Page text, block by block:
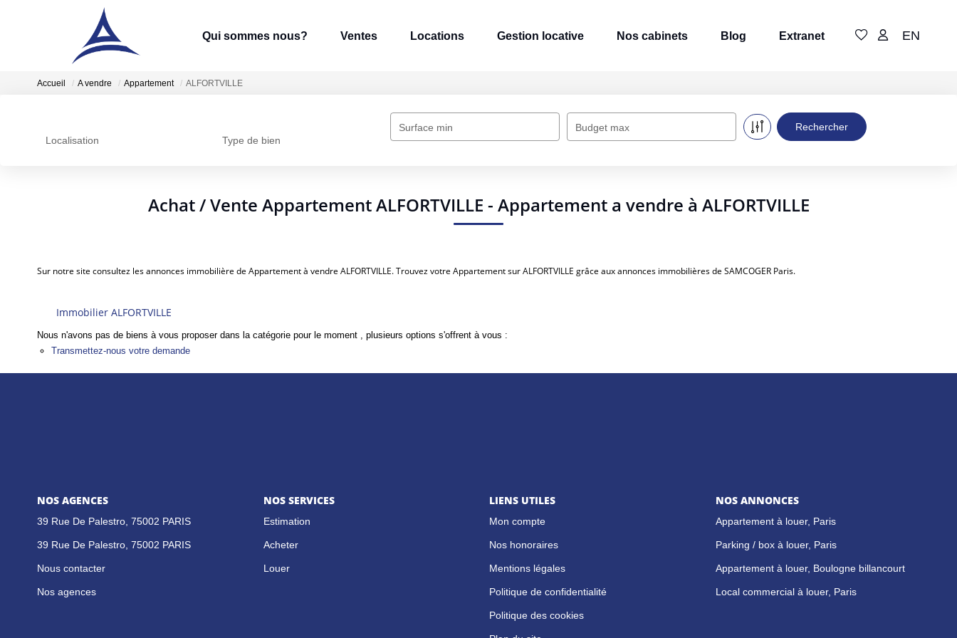
Qui sommes nous? Ventes Locations Gestion locative Nos cabinets Blog Extranet EN
Accueil A vendre Appartement ALFORTVILLE
Localisation Type de bien
Surface min Budget max
Achat / Vente Appartement ALFORTVILLE - Appartement a vendre à ALFORTVILLE
Sur notre site consultez les annonces immobilière de Appartement à vendre ALFORTVILLE. Trouvez votre Appartement sur ALFORTVILLE grâce aux annonces immobilières de SAMCOGER Paris.
Immobilier ALFORTVILLE
Nous n'avons pas de biens à vous proposer dans la catégorie pour le moment , plusieurs options s'offrent à vous :
Transmettez-nous votre demande
NOS AGENCES
39 Rue De Palestro, 75002 PARIS
39 Rue De Palestro, 75002 PARIS
Nous contacter
Nos agences
NOS SERVICES
Estimation
Acheter
Louer
LIENS UTILES
Mon compte
Nos honoraires
Mentions légales
Politique de confidentialité
Politique des cookies
NOS ANNONCES
Appartement à louer, Paris
Parking / box à louer, Paris
Appartement à louer, Boulogne billancourt
Local commercial à louer, Paris